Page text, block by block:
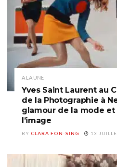
A LA UNE
Yves Saint Laurent au
de la Photographie à
glamour de la mode
l’image
BY CLARA FON-SING 13